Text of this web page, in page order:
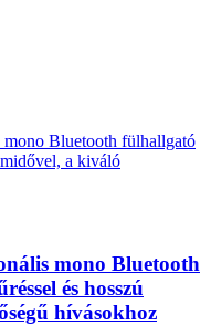
mono Bluetooth
és hosszú
hívásokhoz